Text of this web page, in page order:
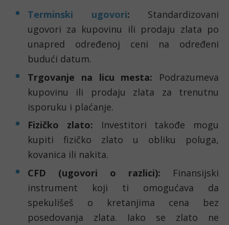
Terminski ugovori: Standardizovani
ugovori za kupovinu ili prodaju zlata po
unapred određenoj ceni na određeni
budući datum.
Trgovanje na licu mesta: Podrazumeva
kupovinu ili prodaju zlata za trenutnu
isporuku i plaćanje.
Fizičko zlato: Investitori takođe mogu
kupiti fizičko zlato u obliku poluga,
kovanica ili nakita.
CFD (ugovori o razlici): Finansijski
instrument koji ti omogućava da
spekulišeš o kretanjima cena bez
posedovanja zlata. Iako se zlato ne